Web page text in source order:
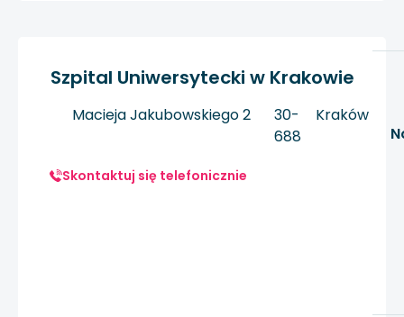
Szpital Uniwersytecki w Krakowie
Macieja Jakubowskiego 2
30-
688
Kraków
Skontaktuj się telefonicznie